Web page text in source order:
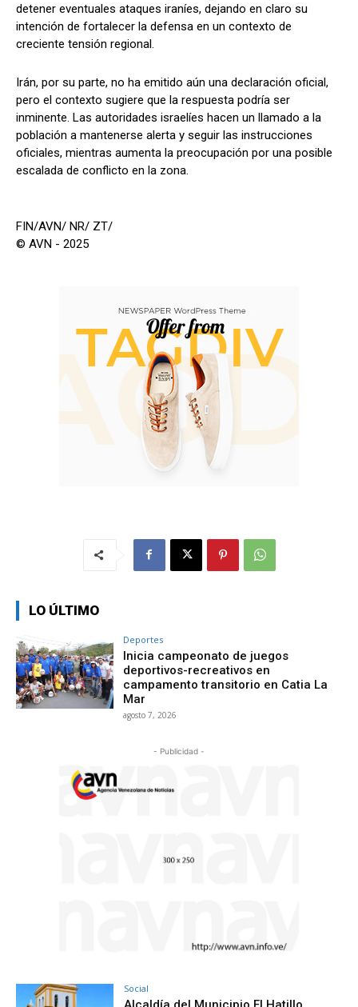
detener eventuales ataques iraníes, dejando en claro su
intención de fortalecer la defensa en un contexto de
creciente tensión regional.
Irán, por su parte, no ha emitido aún una declaración oficial,
pero el contexto sugiere que la respuesta podría ser
inminente. Las autoridades israelíes hacen un llamado a la
población a mantenerse alerta y seguir las instrucciones
oficiales, mientras aumenta la preocupación por una posible
escalada de conflicto en la zona.
FIN/AVN/ NR/ ZT/
© AVN - 2025
LO ÚLTIMO
Deportes
Inicia campeonato de juegos
deportivos-recreativos en
campamento transitorio en Catia La
Mar
agosto 7, 2026
- Publicidad -
Social